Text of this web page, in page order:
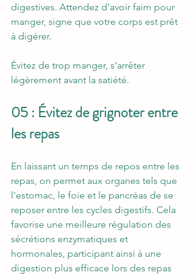
digestives. Attendez d'avoir faim pour
manger, signe que votre corps est prêt
à digérer.
Évitez de trop manger, s’arrêter
légèrement avant la satiété.
05 : Évitez de grignoter entre
les repas
En laissant un temps de repos entre les
repas, on permet aux organes tels que
l'estomac, le foie et le pancréas de se
reposer entre les cycles digestifs. Cela
favorise une meilleure régulation des
sécrétions enzymatiques et
hormonales, participant ainsi à une
digestion plus efficace lors des repas